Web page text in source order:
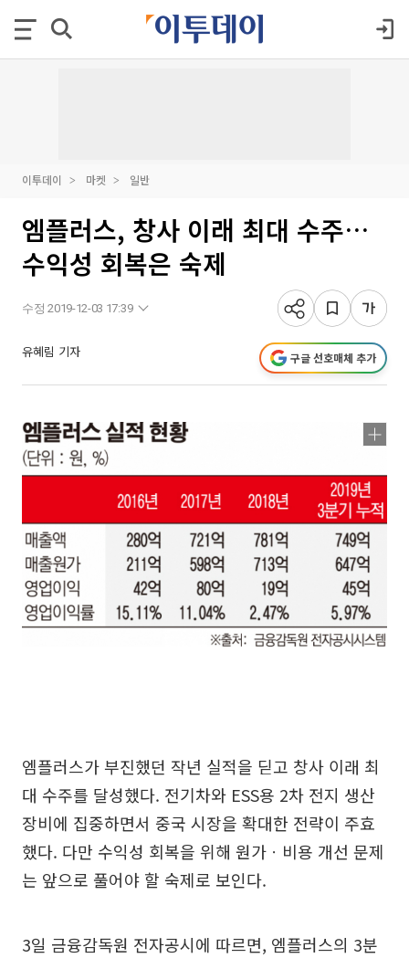
이투데이 마켓 일반
엠플러스, 창사 이래 최대 수주…
수익성 회복은 숙제
수정 2019-12-03 17:39
유혜림 기자 구글 선호매체 추가
엠플러스가 부진했던 작년 실적을 딛고 창사 이래 최
대 수주를 달성했다. 전기차와 ESS용 2차 전지 생산
장비에 집중하면서 중국 시장을 확대한 전략이 주효
했다. 다만 수익성 회복을 위해 원가ㆍ비용 개선 문제
는 앞으로 풀어야 할 숙제로 보인다.
3일 금융감독원 전자공시에 따르면, 엠플러스의 3분